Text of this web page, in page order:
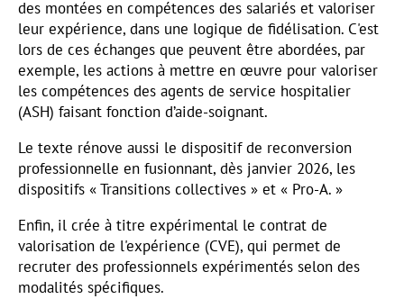
des montées en compétences des salariés et valoriser
leur expérience, dans une logique de fidélisation. C'est
lors de ces échanges que peuvent être abordées, par
exemple, les actions à mettre en œuvre pour valoriser
les compétences des agents de service hospitalier
(ASH) faisant fonction d’aide-soignant.
Le texte rénove aussi le dispositif de reconversion
professionnelle en fusionnant, dès janvier 2026, les
dispositifs « Transitions collectives » et « Pro-A. »
Enfin, il crée à titre expérimental le contrat de
valorisation de l'expérience (CVE), qui permet de
recruter des professionnels expérimentés selon des
modalités spécifiques.